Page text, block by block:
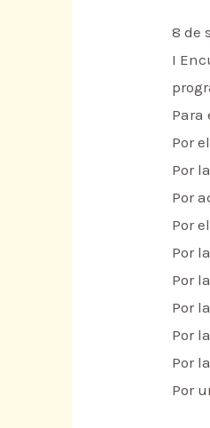
8 de
I
Para
Por
Por
Por
Por
Por
Por
Por
Por
Por
Por